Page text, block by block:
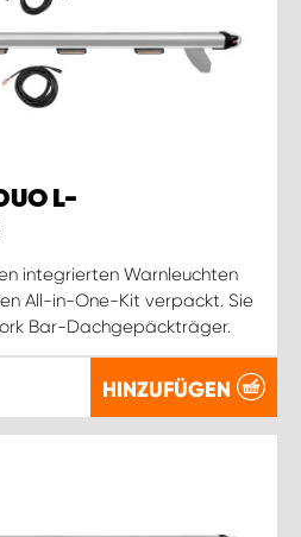
L-
integrierten Warnleuchten
All-in-One-Kit verpackt. Sie
Bar-Dachgepäckträger.
HINZUFÜGEN